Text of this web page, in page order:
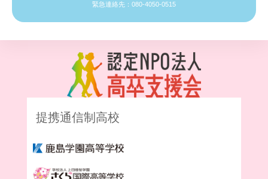
緊急連絡先：080-4050-0515
提携通信制高校